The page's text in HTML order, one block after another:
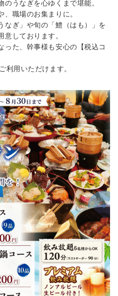
うなぎを心ゆくまで堪能。
職場のお集まりに。
なぎ」や旬の「鱧（はも）」を
しております。
った、幹事様も安心の【税込コ
利用いただけます。